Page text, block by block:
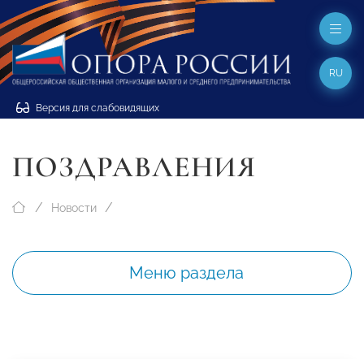
Версия для слабовидящих
RU
ПОЗДРАВЛЕНИЯ
Новости
Меню раздела